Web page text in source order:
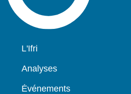
Navigation
L'Ifri
Analyses
Événements